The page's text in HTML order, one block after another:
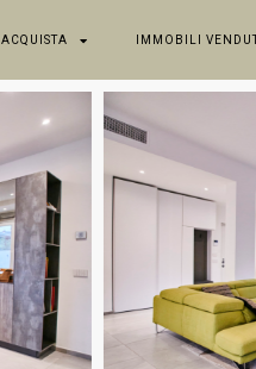
ACQUISTA IMMOBILI